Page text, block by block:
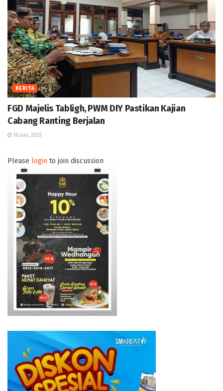
BERITA
FGD Majelis Tabligh, PWM DIY Pastikan Kajian
Cabang Ranting Berjalan
16 Juni, 2023
Please login to join discussion